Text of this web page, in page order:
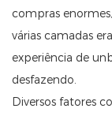
compras
várias camadas
experiência de
desfazendo.
Diversos fatores